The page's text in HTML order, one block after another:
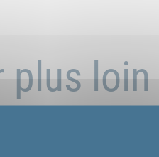
plus loin